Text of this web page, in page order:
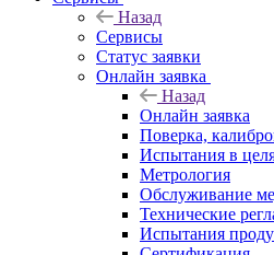
Назад
Сервисы
Статус заявки
Онлайн заявка
Назад
Онлайн заявка
Поверка,
Испытания в
Метрология
Обслуживание
Технические
Испытания